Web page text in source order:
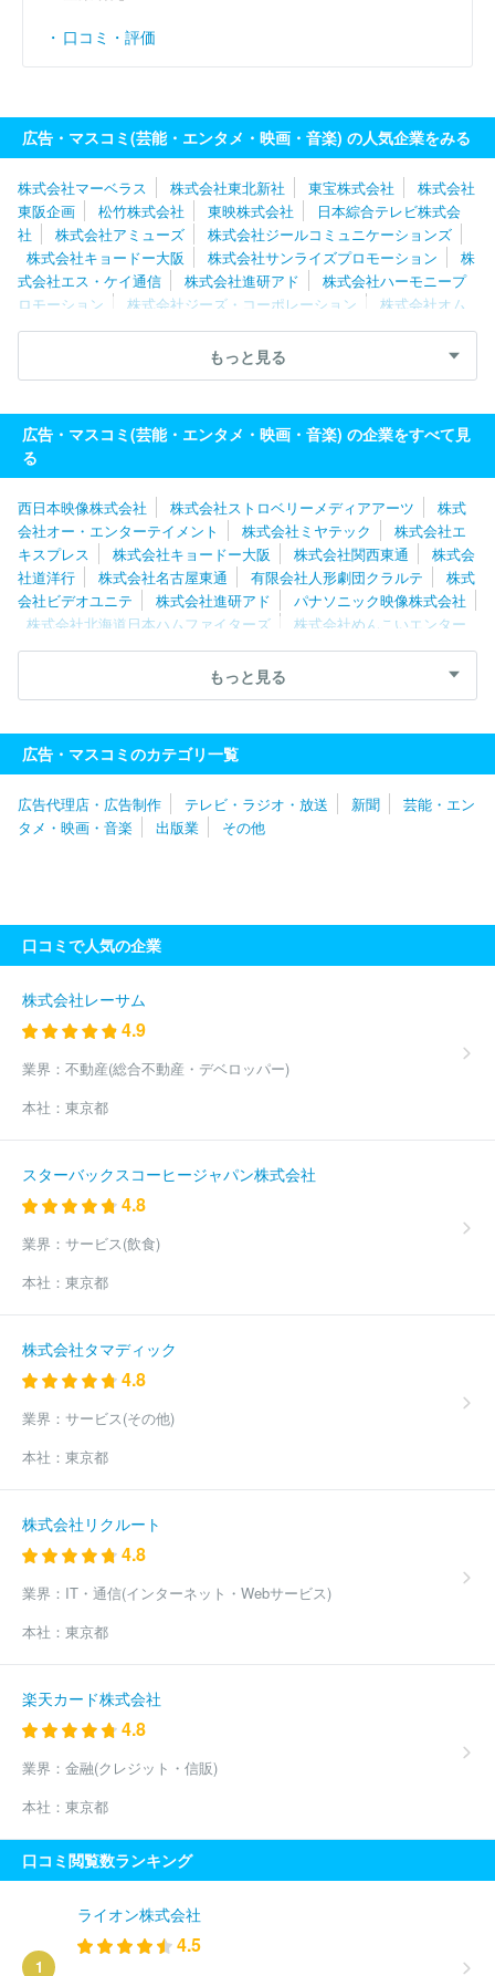
口コミ・評価
広告・マスコミ(芸能・エンタメ・映画・音楽) の人気企業をみる
株式会社マーベラス 株式会社東北新社 東宝株式会社
株式会社
東阪企画
松竹株式会社 東映株式会社
日本綜合テレビ株式会
社
株式会社アミューズ
株式会社ジールコミュニケーションズ
株式会社キョードー大阪
株式会社サンライズプロモーション
株
式会社エス・ケイ通信
株式会社進研アド
株式会社ハーモニープ
ロモーション
株式会社ジーズ・コーポレーション
株式会社オム
ニバス・ジャパン
株式会社テクノネット
株式会社ＮＥＸＴＥＰ
株式会社フジ・メディア・テクノロジー
式会社バンダイナムコフィルムワークス
式会社ｄｒａｗｉｚ
ＡＡ ＭＯＶＩＥ株式会社
株式会社文化工
房
株式会社プラスミック・シーエフピー
株式会社テレビマンユ
ニオン
もっと見る
広告・マスコミ(芸能・エンタメ・映画・音楽) の企業をすべて見
る
西日本映像株式会社 株式会社ストロベリーメディアアーツ
株式
会社オー・エンターテイメント
株式会社ミヤテック
株式会社エ
キスプレス
株式会社キョードー大阪 株式会社関西東通
株式会
社道洋行
株式会社名古屋東通 有限会社人形劇団クラルテ
株式
会社ビデオユニテ
株式会社進研アド
パナソニック映像株式会社
株式会社北海道日本ハムファイターズ
株式会社めんこいエンター
プライズ
株式会社わらび座
株式会社ソニー・ミュージックエン
株式会社ユーフィールド
株式会社バンダイナム
コフィルムワークス
リトルスタジオインク株式会社
株式会社ジーズ・コーポレーショ
ン
株式会社ｄｒａｗｉｚ
株式会社フジクリエイティブコーポレ
株式会社デジタルエッグ
株式会社二番工房 四季株式会社
株
式会社サンライズプロモーション
株式会社ハット
会社
株式会社テレビ東京メディアネット 株式会社マーベル
株
式会社ジールコミュニケーションズ
ョン
株式会社ＳＭＩＬＥ‐ＵＰ． 東映株式会社
株式会社スロ
ーハンド
株式会社２１インコーポレーション
ック・シーエフピー
株式会社サテライト
株式会社ｄｏｕｂＬｅ
株式会社ＣＡＲＴＡ ＨＯＬＤＩＮＧＳ
会社大河プロダクション
ット
株式会社千代田ラフト 東宝株式会社
株式会社クリーク・
ＮＡＧＥＭＥＮＴ ＥＸＰＡＮＤ
株式会社グッデイ
ミューズ
日本綜合テレビ株式会社
株式会
社ボルテージ
株式会社クリエイティブパープル
ニ
株式会社ルミナクリエイト１２
会社スタジオコメット
ト
株式会社テレビマンユニオン 株式会社ギフト
株式会社Ｉｎ
ｆｉｎｉｔｙ１
株式会社エス・ケイ通信
オン
株式会社ＢＲＡＩＳＥ
式会社ピー・ディー・ネットワーク
株式会社ヤング・コミュニケー
真面目
有限会社ビデオ企画リバティー
もっと見る
広告・マスコミのカテゴリ一覧
広告代理店・広告制作 テレビ・ラジオ・放送 新聞
芸能・エン
タメ・映画・音楽
出版業 その他
口コミで人気の企業
株式会社レーサム
4.9
業界： 不動産(総合不動産・デベロッパー)
本社： 東京都
スターバックスコーヒージャパン株式会社
4.8
業界： サービス(飲食)
本社： 東京都
株式会社タマディック
4.8
業界： サービス(その他)
本社： 東京都
株式会社リクルート
4.8
業界： IT・通信(インターネット・Webサービス)
本社： 東京都
楽天カード株式会社
4.8
業界： 金融(クレジット・信販)
本社： 東京都
口コミ閲覧数ランキング
1
ライオン株式会社
4.5